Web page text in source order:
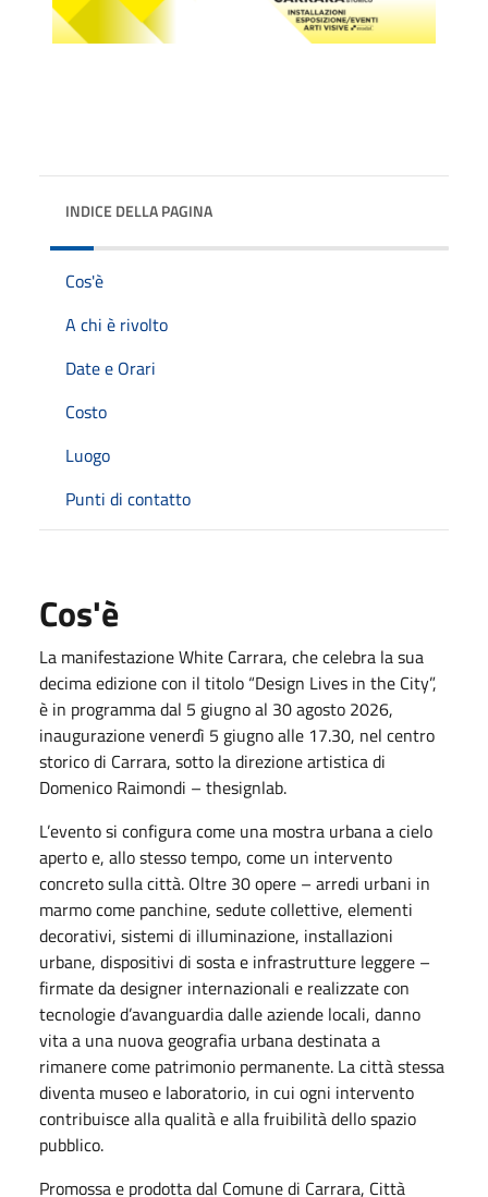
INDICE DELLA PAGINA
Cos'è
A chi è rivolto
Date e Orari
Costo
Luogo
Punti di contatto
Cos'è
La manifestazione White Carrara, che celebra la sua
decima edizione con il titolo “Design Lives in the City”,
è in programma dal 5 giugno al 30 agosto 2026,
inaugurazione venerdì 5 giugno alle 17.30, nel centro
storico di Carrara, sotto la direzione artistica di
Domenico Raimondi – thesignlab.
L’evento si configura come una mostra urbana a cielo
aperto e, allo stesso tempo, come un intervento
concreto sulla città. Oltre 30 opere – arredi urbani in
marmo come panchine, sedute collettive, elementi
decorativi, sistemi di illuminazione, installazioni
urbane, dispositivi di sosta e infrastrutture leggere –
firmate da designer internazionali e realizzate con
tecnologie d’avanguardia dalle aziende locali, danno
vita a una nuova geografia urbana destinata a
rimanere come patrimonio permanente. La città stessa
diventa museo e laboratorio, in cui ogni intervento
contribuisce alla qualità e alla fruibilità dello spazio
pubblico.
Promossa e prodotta dal Comune di Carrara, Città